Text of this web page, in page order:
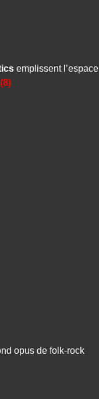
emplissent l’espace
(8)
opus de folk-rock